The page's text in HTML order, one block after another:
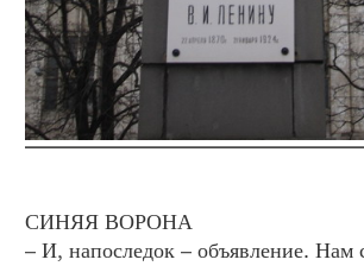
СИНЯЯ ВОРОНА
– И, напоследок – объявление. Нам